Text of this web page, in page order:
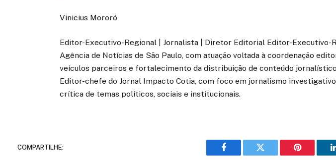
Vinicius Mororó
Editor-Executivo-Regional | Jornalista | Diretor Editorial Editor-Executivo-
Agência de Notícias de São Paulo, com atuação voltada à coordenação
veículos parceiros e fortalecimento da distribuição de conteúdo jornalístico
Editor-chefe do Jornal Impacto Cotia, com foco em jornalismo
crítica de temas políticos, sociais e institucionais.
COMPARTILHE:
o
Twitter Pinterest